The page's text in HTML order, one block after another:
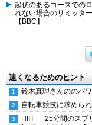
起伏のあるコースでの
れない場合のリミッタ
【BBC】
速くなるためのヒント
鈴木真理さんののパ
自転車競技に求めら
HIIT | 25分間のスプ